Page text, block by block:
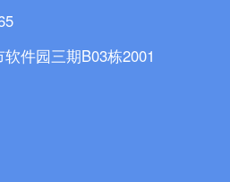
件园三期B03栋2001